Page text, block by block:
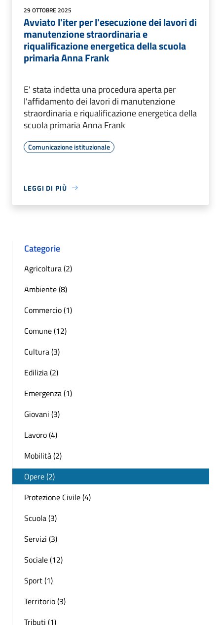
29 OTTOBRE 2025
Avviato l'iter per l'esecuzione dei lavori di
manutenzione straordinaria e
riqualificazione energetica della scuola
primaria Anna Frank
E' stata indetta una procedura aperta per
l'affidamento dei lavori di manutenzione
straordinaria e riqualificazione energetica della
scuola primaria Anna Frank
Comunicazione istituzionale
LEGGI DI PIÙ
Categorie
Agricoltura (2)
Ambiente (8)
Commercio (1)
Comune (12)
Cultura (3)
Edilizia (2)
Emergenza (1)
Giovani (3)
Lavoro (4)
Mobilità (2)
Opere (2)
Protezione Civile (4)
Scuola (3)
Servizi (3)
Sociale (12)
Sport (1)
Territorio (3)
Tributi (1)